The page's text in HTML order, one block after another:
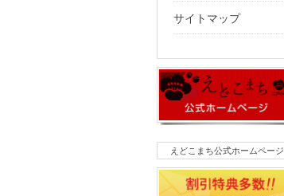
サイトマップ
えどこまち公式ホームページ